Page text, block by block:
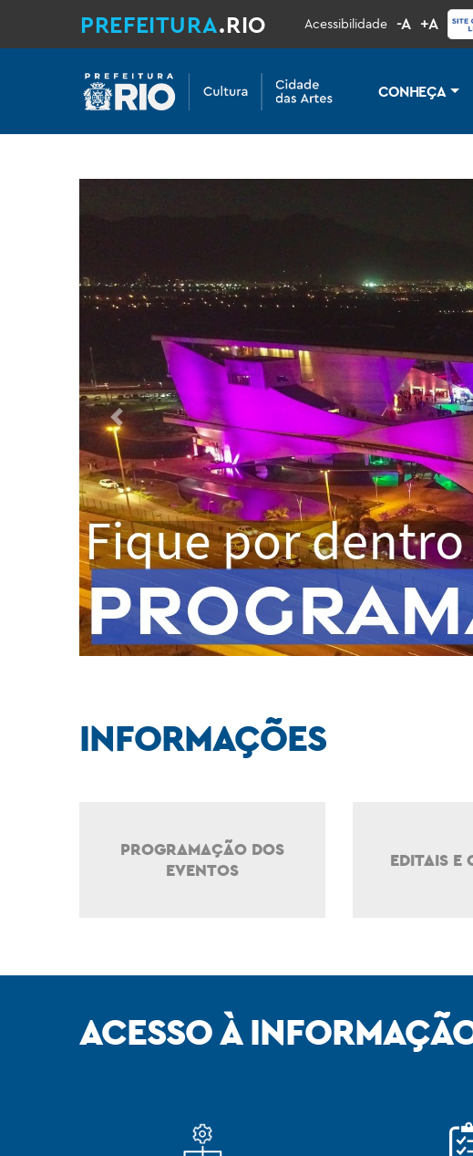
PREFEITURA.RIO Acessibilidade -A +A
CONHEÇA
Previous
INFORMAÇÕES
PROGRAMAÇÃO DOS
EVENTOS
EDITAIS E
ACESSO À